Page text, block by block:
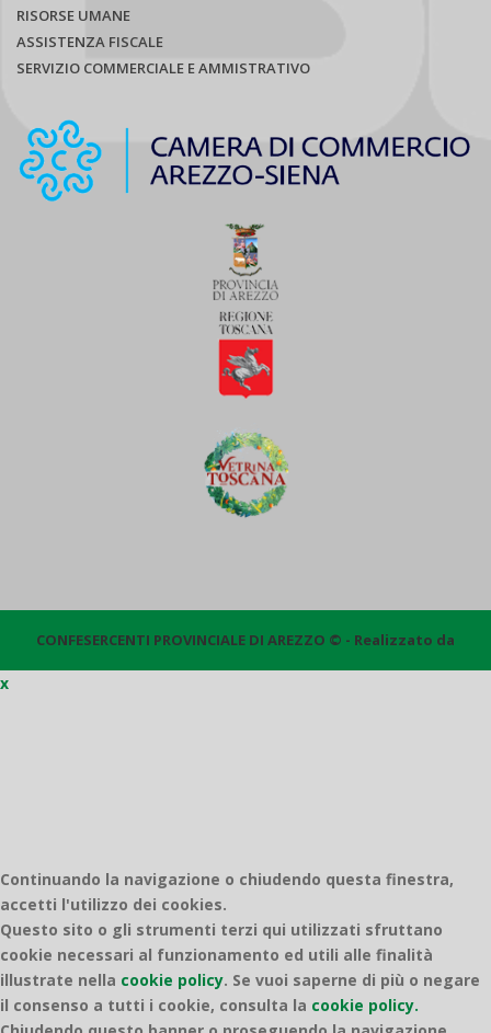
RISORSE UMANE
ASSISTENZA FISCALE
SERVIZIO COMMERCIALE E AMMISTRATIVO
CONFESERCENTI PROVINCIALE DI AREZZO © - Realizzato da
x
Continuando la navigazione o chiudendo questa finestra,
accetti l'utilizzo dei cookies.
Questo sito o gli strumenti terzi qui utilizzati sfruttano
cookie necessari al funzionamento ed utili alle finalità
illustrate nella cookie policy. Se vuoi saperne di più o negare
il consenso a tutti i cookie, consulta la cookie policy.